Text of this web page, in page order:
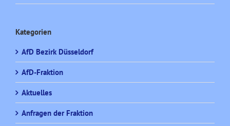
Kategorien
AfD Bezirk Düsseldorf
AfD-Fraktion
Aktuelles
Anfragen der Fraktion